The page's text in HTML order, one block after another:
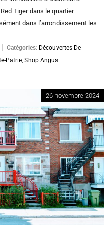
Tiger dans le quartier
dans l’arrondissement les
Catégories: Découvertes De
Patrie, Shop Angus
26 novembre 2024